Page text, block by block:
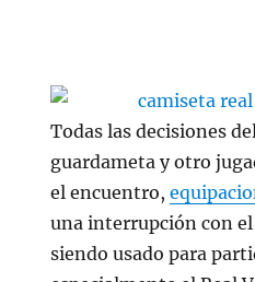
Todas las decisiones
guardameta y otro
el encuentro,
una interrupción con
siendo usado para